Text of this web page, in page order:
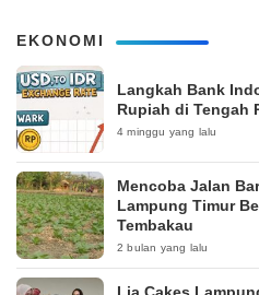
EKONOMI
Langkah Bank
Rupiah di Tengah
4 minggu yang lalu
Mencoba Jalan
Lampung Timur
Tembakau
2 bulan yang lalu